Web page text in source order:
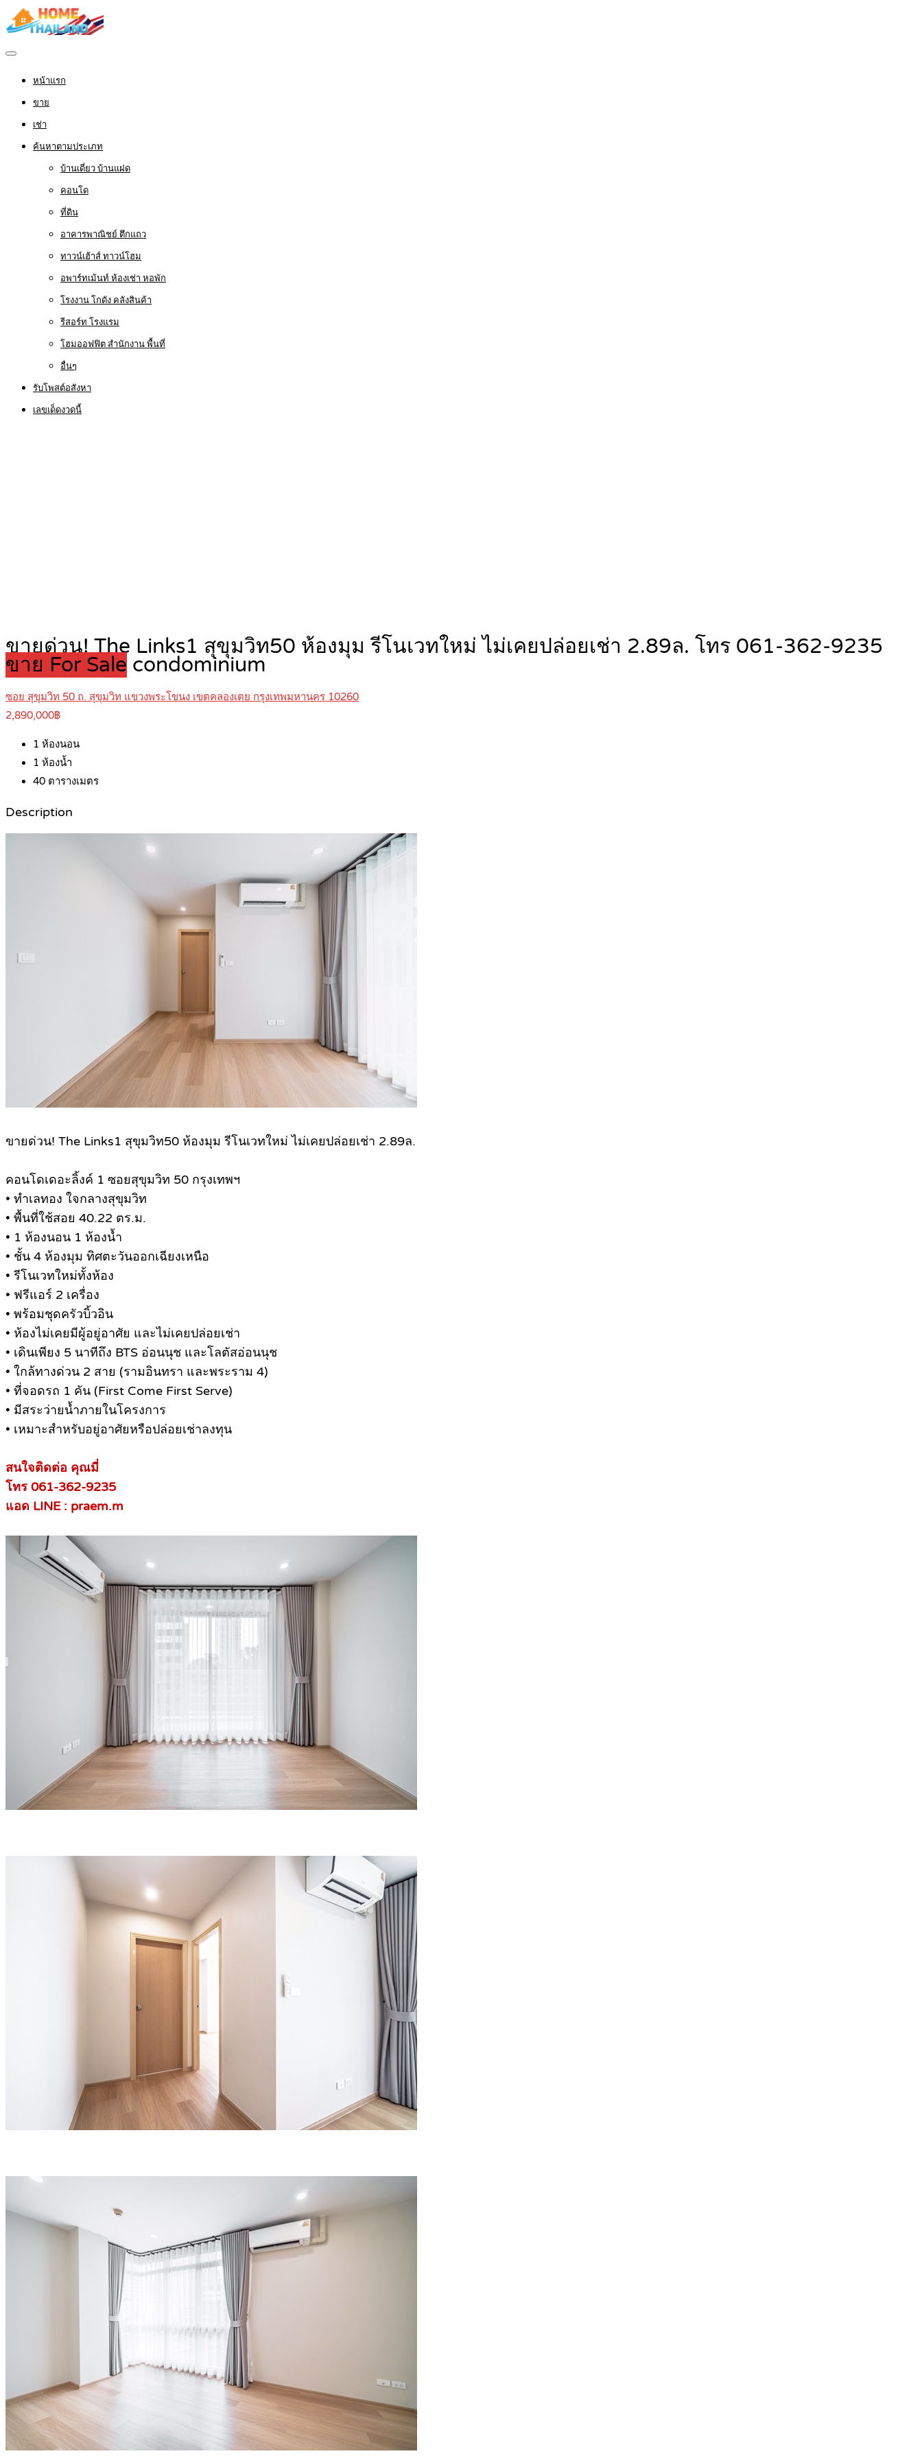
หน้าแรก
ขาย
เช่า
ค้นหาตามประเภท
บ้านเดี่ยว บ้านแฝด
คอนโด
ที่ดิน
อาคารพาณิชย์ ตึกแถว
ทาวน์เฮ้าส์ ทาวน์โฮม
อพาร์ทเม้นท์ ห้องเช่า หอพัก
โรงงาน โกดัง คลังสินค้า
รีสอร์ท โรงแรม
โฮมออฟฟิต สำนักงาน พื้นที่
อื่นๆ
รับโพสต์อสังหา
เลขเด็ดงวดนี้
ขายด่วน! The Links1 สุขุมวิท50 ห้องมุม รีโนเวทใหม่ ไม่เคยปล่อยเช่า 2.89ล. โทร 061-362-9235
ขาย For Sale condominium
ซอย สุขุมวิท 50 ถ. สุขุมวิท แขวงพระโขนง เขตคลองเตย กรุงเทพมหานคร 10260
2,890,000฿
1 ห้องนอน
1 ห้องน้ำ
40 ตารางเมตร
Description
ขายด่วน! The Links1 สุขุมวิท50 ห้องมุม รีโนเวทใหม่ ไม่เคยปล่อยเช่า 2.89ล.
คอนโดเดอะลิ้งค์ 1 ซอยสุขุมวิท 50 กรุงเทพฯ
• ทำเลทอง ใจกลางสุขุมวิท
• พื้นที่ใช้สอย 40.22 ตร.ม.
• 1 ห้องนอน 1 ห้องน้ำ
• ชั้น 4 ห้องมุม ทิศตะวันออกเฉียงเหนือ
• รีโนเวทใหม่ทั้งห้อง
• ฟรีแอร์ 2 เครื่อง
• พร้อมชุดครัวบิ้วอิน
• ห้องไม่เคยมีผู้อยู่อาศัย และไม่เคยปล่อยเช่า
• เดินเพียง 5 นาทีถึง BTS อ่อนนุช และโลตัสอ่อนนุช
• ใกล้ทางด่วน 2 สาย (รามอินทรา และพระราม 4)
• ที่จอดรถ 1 คัน (First Come First Serve)
• มีสระว่ายน้ำภายในโครงการ
• เหมาะสำหรับอยู่อาศัยหรือปล่อยเช่าลงทุน
สนใจติดต่อ คุณมี่
โทร 061-362-9235
แอด LINE : praem.m